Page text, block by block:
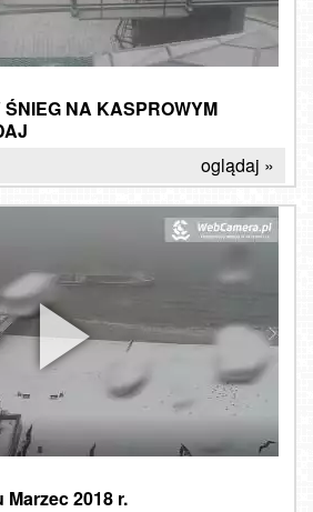
NA KASPROWYM
oglądaj »
2018 r.